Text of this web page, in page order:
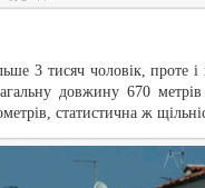
3 тисяч чоловік, проте
довжину 670
статистична ж